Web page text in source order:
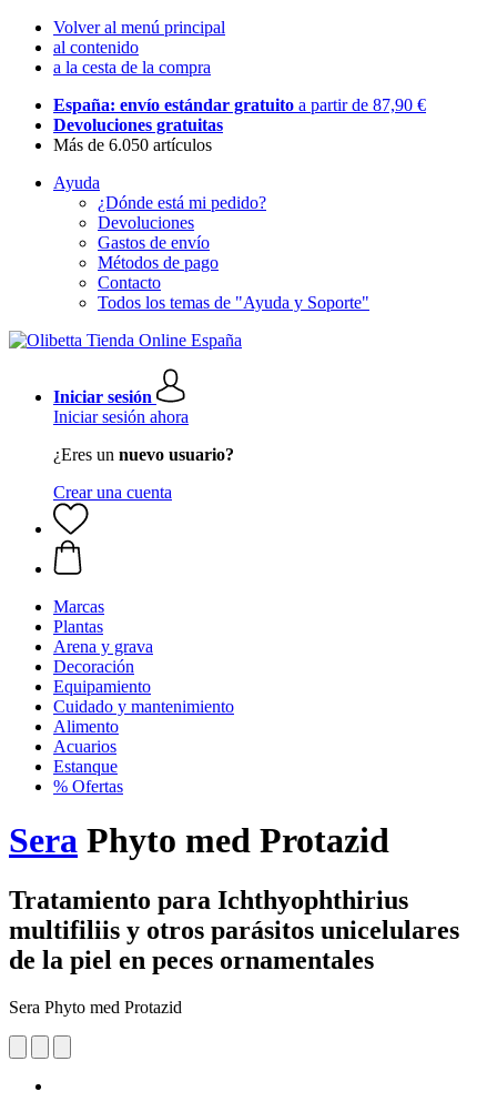
Volver al menú principal
al contenido
a la cesta de la compra
España: envío estándar gratuito a partir de 87,90 €
Devoluciones gratuitas
Más de 6.050 artículos
Ayuda
¿Dónde está mi pedido?
Devoluciones
Gastos de envío
Métodos de pago
Contacto
Todos los temas de "Ayuda y Soporte"
Iniciar sesión
Iniciar sesión ahora
¿Eres un nuevo usuario?
Crear una cuenta
Marcas
Plantas
Arena y grava
Decoración
Equipamiento
Cuidado y mantenimiento
Alimento
Acuarios
Estanque
% Ofertas
Sera Phyto med Protazid
Tratamiento para Ichthyophthirius
multifiliis y otros parásitos unicelulares
de la piel en peces ornamentales
Sera Phyto med Protazid